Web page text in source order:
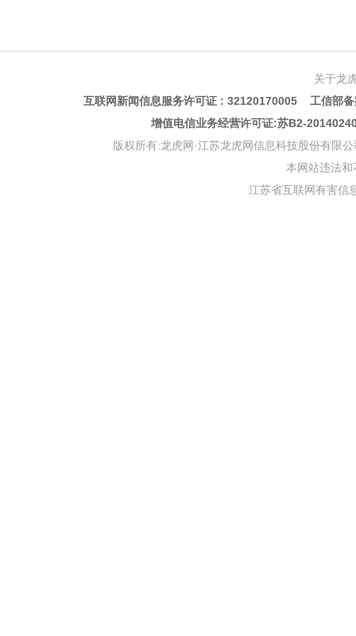
关于龙
互联网新闻信息服务许可证 : 32120170005 工信部
增值电信业务经营许可证:苏B2-
版权所有:龙虎网·江苏龙虎网信息科技股份有限
本网站违法
江苏省互联网有害